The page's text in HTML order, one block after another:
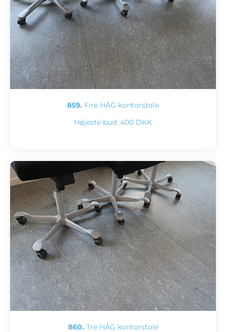
859. Fire HÅG kontorstole
Højeste bud: 400 DKK
860. Tre HÅG kontorstole